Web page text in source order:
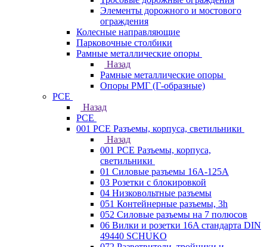
Элементы дорожного и мостового
ограждения
Колесные направляющие
Парковочные столбики
Рамные металлические опоры
Назад
Рамные металлические опоры
Опоры РМГ (Г-образные)
PCE
Назад
PCE
001 PCE Разъемы, корпуса, светильники
Назад
001 PCE Разъемы, корпуса,
светильники
01 Силовые разъемы 16А-125А
03 Розетки с блокировкой
04 Низковольтные разъемы
051 Контейнерные разъемы, 3h
052 Силовые разъемы на 7 полюсов
06 Вилки и розетки 16A стандарта DIN
49440 SCHUKO